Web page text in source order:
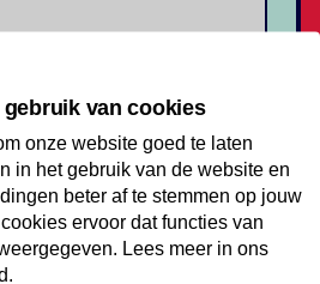
gebruik van cookies
onze website goed te laten
in het gebruik van de website en
beter af te stemmen op jouw
ervoor dat functies van
Lees meer in ons